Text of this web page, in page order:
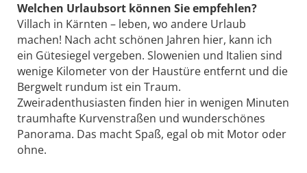
Welchen Urlaubsort können Sie empfehlen?
Villach in Kärnten – leben, wo andere Urlaub
machen! Nach acht schönen Jahren hier, kann ich
ein Gütesiegel vergeben. Slowenien und Italien sind
wenige Kilometer von der Haustüre entfernt und die
Bergwelt rundum ist ein Traum.
Zweiradenthusiasten finden hier in wenigen Minuten
traumhafte Kurvenstraßen und wunderschönes
Panorama. Das macht Spaß, egal ob mit Motor oder
ohne.